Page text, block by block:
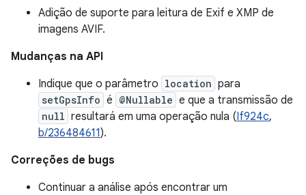
Adição de suporte para leitura de Exif e XMP de
imagens AVIF.
Mudanças na API
Indique que o parâmetro location para
setGpsInfo é @Nullable e que a transmissão de
null resultará em uma operação nula (If924c,
b/236484611).
Correções de bugs
Continuar a análise após encontrar um